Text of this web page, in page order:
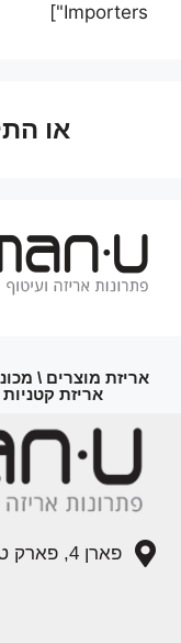
Importers"]
או
אריזת מוצרים \
אריזת
פארן 4, פארק טכנולוגי בניין 12 א.ת חדש, יבנה 81103